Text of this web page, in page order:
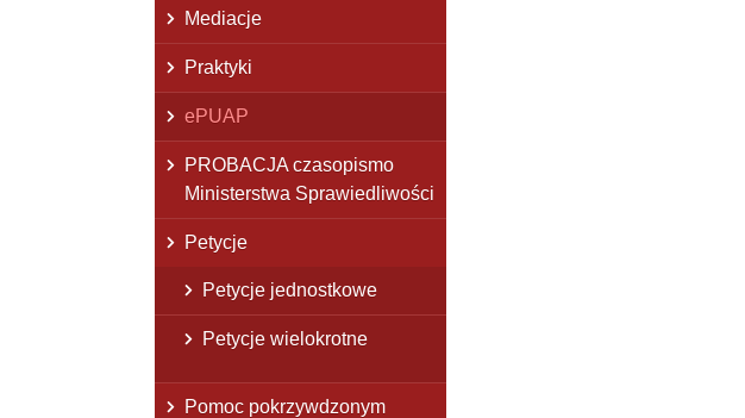
Mediacje
Praktyki
ePUAP
PROBACJA czasopismo
Ministerstwa Sprawiedliwości
Petycje
Petycje jednostkowe
Petycje wielokrotne
Pomoc pokrzywdzonym